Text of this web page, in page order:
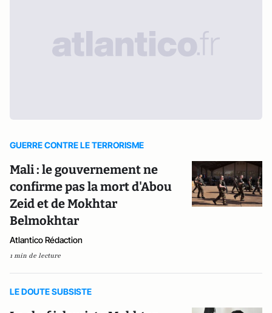
GUERRE CONTRE LE TERRORISME
Mali : le gouvernement ne
confirme pas la mort d'Abou
Zeid et de Mokhtar
Belmokhtar
Atlantico Rédaction
1 min de lecture
LE DOUTE SUBSISTE